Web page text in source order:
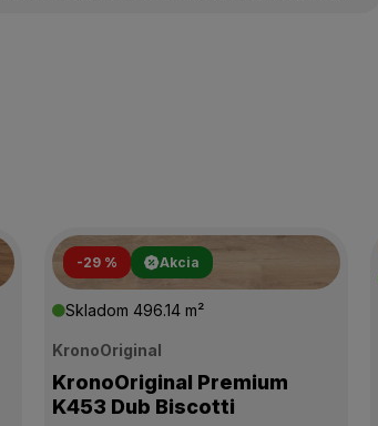
-29 % Akcia
Skladom 496.14 m²
KronoOriginal
KronoOriginal Premium
K453 Dub Biscotti